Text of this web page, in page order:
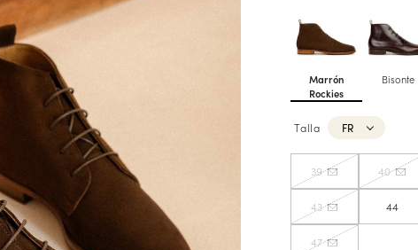
Marrón
Rockies
Bisonte
Talla FR
39 40
43 44
47